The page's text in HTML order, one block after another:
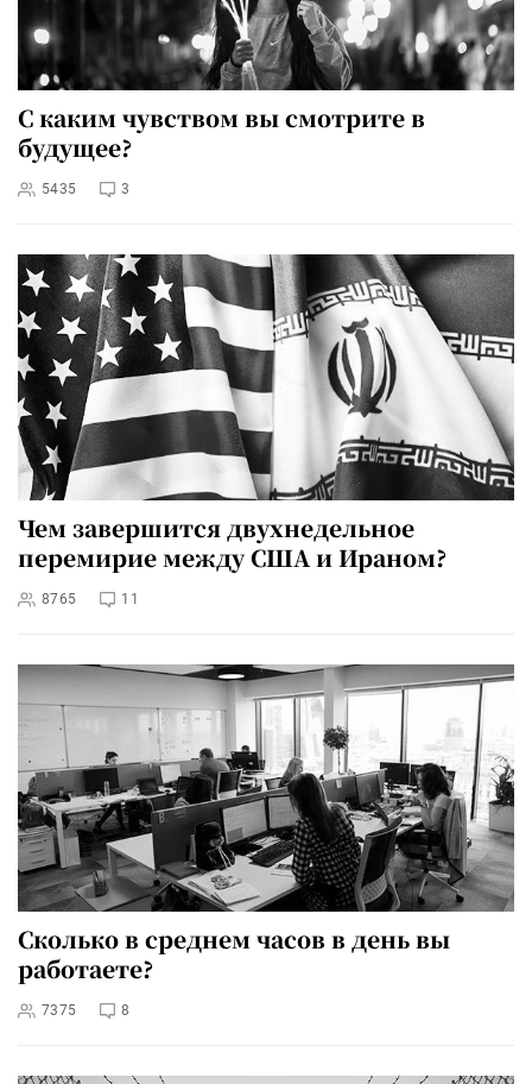
С каким чувством вы смотрите в
будущее?
5435 3
Чем завершится двухнедельное
перемирие между США и Ираном?
8765 11
Сколько в среднем часов в день вы
работаете?
7375 8